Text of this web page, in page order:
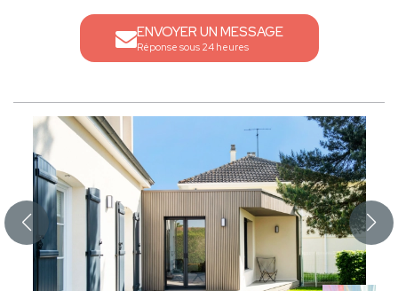
ENVOYER UN MESSAGE
Réponse sous 24 heures